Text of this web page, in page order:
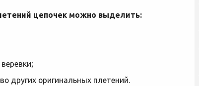
цепочек можно выделить:
других оригинальных плетений.